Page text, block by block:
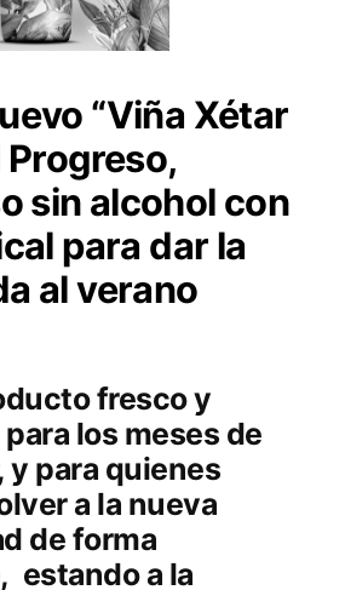
“Viña Xétar
Progreso,
sin alcohol con
para dar la
al verano
fresco y
los meses de
y para quienes
a la nueva
de forma
estando a la